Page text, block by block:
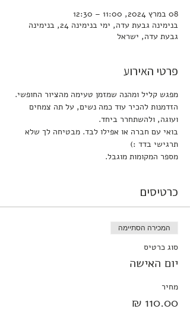
08 במרץ 2024, 11:00 – 12:30
בנימינה גבעת עדה, ימי בנימינה 24, בנימינה
גבעת עדה, ישראל
פרטי האירוע
מפגש קליל ומהנה שמזמן טעימה מהציור החופשי.
הזדמנות להכיר עוד כמה נשים, על תה צמחים
ועוגה, ולהשתחרר ביחד.
בואי עם חברה או אפילו לבד. מבטיחה לך שלא
תרגישי בדד :)
מספר המקומות מוגבל.
כרטיסים
המכירה הסתיימה
סוג כרטיס
יום האישה
מחיר